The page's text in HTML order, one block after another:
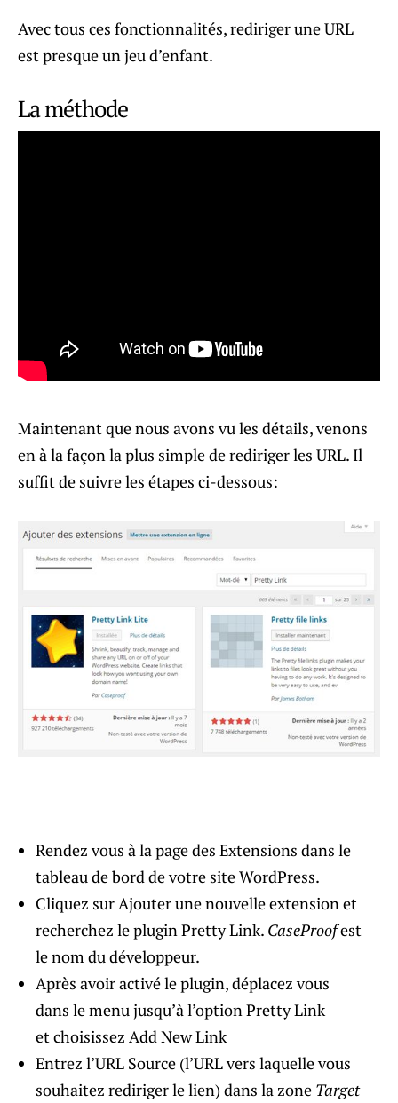
Avec tous ces fonctionnalités, rediriger une URL
est presque un jeu d’enfant.
La méthode
Maintenant que nous avons vu les détails, venons
en à la façon la plus simple de rediriger les URL. Il
suffit de suivre les étapes ci-dessous:
Rendez vous à la page des Extensions dans le
tableau de bord de votre site WordPress.
Cliquez sur Ajouter une nouvelle extension et
recherchez le plugin Pretty Link. CaseProofest
le nom du développeur.
Après avoir activé le plugin, déplacez vous
dans le menu jusqu’à l’option Pretty Link
et choisissez Add New Link
Entrez l’URL Source (l’URL vers laquelle vous
souhaitez rediriger le lien) dans la zone Target